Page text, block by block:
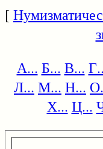
[
А... Б... В...
Л... М... Н...
Х... Ц...